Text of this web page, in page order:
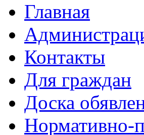
Главная
Контакты
Для граждан
Доска
Нормативно-